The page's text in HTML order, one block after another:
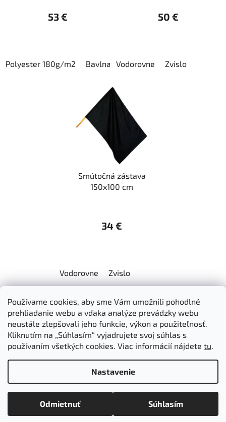
Používame cookies, aby sme Vám umožnili pohodlné
prehliadanie webu a vďaka analýze prevádzky webu
neustále zlepšovali jeho funkcie, výkon a použiteľnosť.
Kliknutím na „Súhlasím“ vyjadrujete svoj súhlas s
používaním všetkých cookies. Viac informácií nájdete tu.
Nastavenie
Odmietnuť Súhlasím
53 €
Polyester 180g/m2 Bavlna
50 €
Vodorovne Zvislo
Smútočná zástava
150x100 cm
34 €
Vodorovne Zvislo
Dokumenty na stiahnutie
Moja objednávka
Obchodné podmienky Ochrana osobných údajov
Kontakty Informácie o cookies
Ošetrovanie a údržba výrobkov Ako nakupovať
Vytvoril Shoptet
Copyright 2026Mirea . Všetky práva vyhradené.
nastavenie cookies